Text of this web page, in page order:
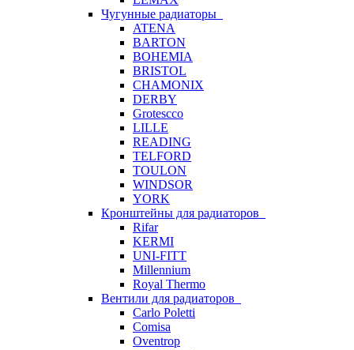
Чугунные радиаторы
ATENA
BARTON
BOHEMIA
BRISTOL
CHAMONIX
DERBY
Grotescco
LILLE
READING
TELFORD
TOULON
WINDSOR
YORK
Кронштейны для радиаторов
Rifar
KERMI
UNI-FITT
Millennium
Royal Thermo
Вентили для радиаторов
Carlo Poletti
Comisa
Oventrop